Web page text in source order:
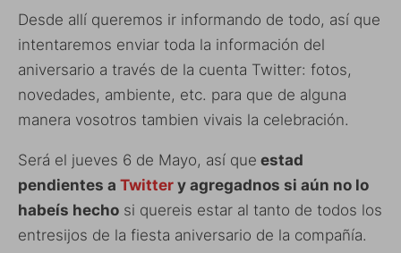
Desde allí queremos ir informando de todo, así que
intentaremos enviar toda la información del
aniversario a través de la cuenta Twitter: fotos,
novedades, ambiente, etc. para que de alguna
manera vosotros tambien vivais la celebración.
Será el jueves 6 de Mayo, así que estad
pendientes a Twitter y agregadnos si aún no lo
habeís hecho si quereis estar al tanto de todos los
entresijos de la fiesta aniversario de la compañía.